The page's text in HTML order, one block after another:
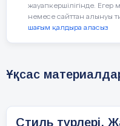
құра білу
көрсетеді.
тең дәрежелі
дамыту бұл
жауапкершілігінде. Егер
немесе сайттан алынуы
шағым қалдыра аласыз
Ұқсас
Стиль түрлері.